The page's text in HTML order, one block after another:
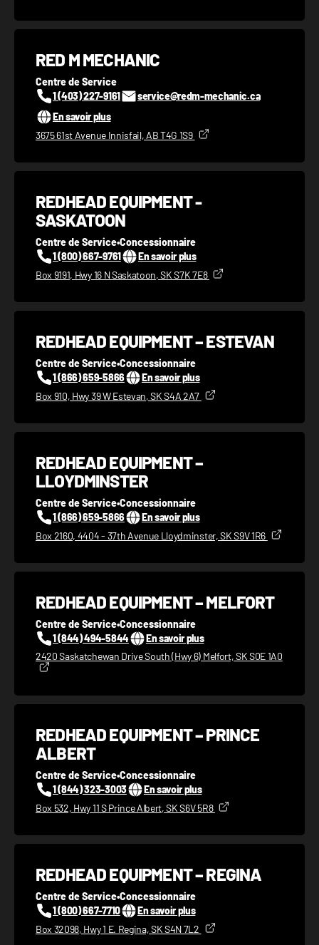
RED M MECHANIC
Centre de Service
1 (403) 227-9161
service@redm-mechanic.ca
En savoir plus
3675 61st Avenue Innisfail, AB T4G 1S9
REDHEAD EQUIPMENT -
SASKATOON
Centre de Service•Concessionnaire
1 (800) 667-9761
En savoir plus
Box 9191, Hwy 16 N Saskatoon, SK S7K 7E8
REDHEAD EQUIPMENT – ESTEVAN
Centre de Service•Concessionnaire
1 (866) 659-5866
En savoir plus
Box 910, Hwy 39 W Estevan, SK S4A 2A7
REDHEAD EQUIPMENT –
LLOYDMINSTER
Centre de Service•Concessionnaire
1 (866) 659-5866
En savoir plus
Box 2160, 4404 - 37th Avenue Lloydminster, SK S9V 1R6
REDHEAD EQUIPMENT – MELFORT
Centre de Service•Concessionnaire
1 (844) 494-5844
En savoir plus
2420 Saskatchewan Drive South (Hwy 6) Melfort, SK S0E 1A0
REDHEAD EQUIPMENT – PRINCE
ALBERT
Centre de Service•Concessionnaire
1 (844) 323-3003
En savoir plus
Box 532, Hwy 11 S Prince Albert, SK S6V 5R8
REDHEAD EQUIPMENT – REGINA
Centre de Service•Concessionnaire
1 (800) 667-7710
En savoir plus
Box 32098, Hwy 1 E. Regina, SK S4N 7L2